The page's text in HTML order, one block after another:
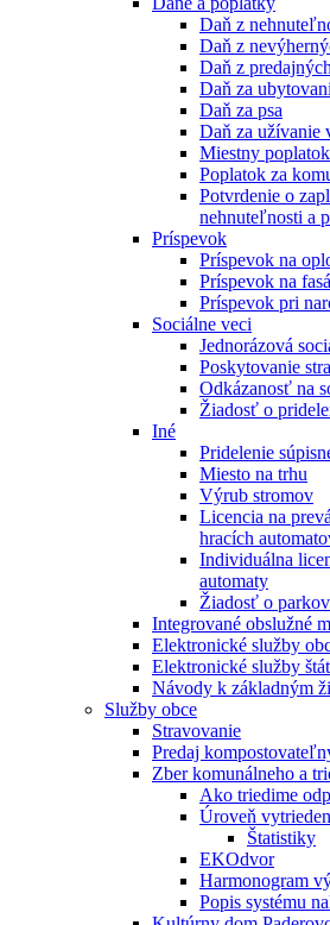
Daň z
Daň z
Daň z
Daň za
Daň za psa
Daň za užívanie
Miestny
Poplatok za
Potvrdenie o
nehnuteľnosti a
Príspevok
Príspevok na
Príspevok na
Príspevok pri
Sociálne veci
Jednorázová
Poskytovanie
Odkázanosť na
Žiadosť o
Iné
Pridelenie
Miesto na trhu
Výrub stromov
Licencia na
hracích
Individuálna
automaty
Žiadosť o
Integrované obslužné
Elektronické služby
Elektronické služby
Návody k základným
Služby obce
Stravovanie
Predaj
Zber komunálneho a
Ako triedime
Úroveň
Štatistiky
EKOdvor
Harmonogram
Popis systému